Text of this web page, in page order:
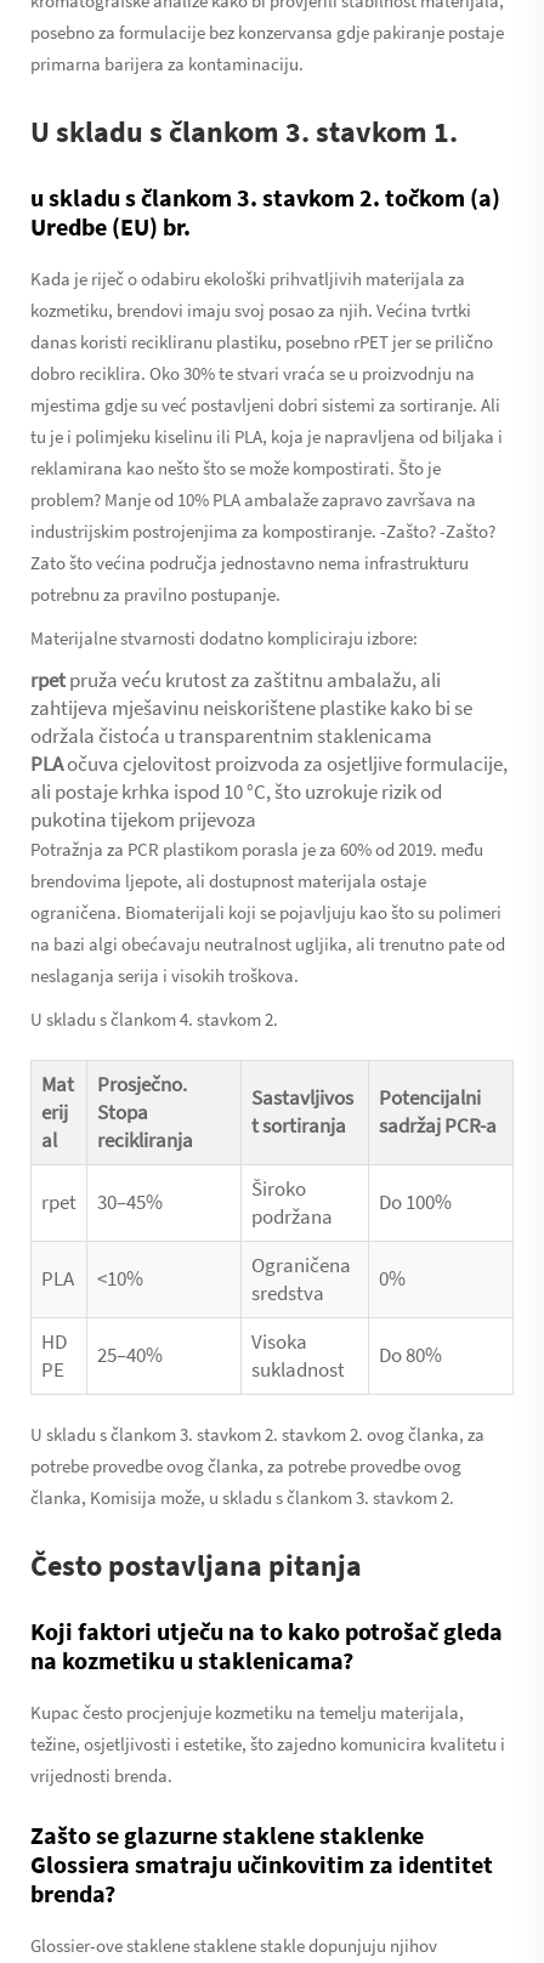
posebno za formulacije bez konzervansa gdje pakiranje postaje
primarna barijera za kontaminaciju.
U skladu s člankom 3. stavkom 1.
u skladu s člankom 3. stavkom 2. točkom (a)
Uredbe (EU) br.
Kada je riječ o odabiru ekološki prihvatljivih materijala za
kozmetiku, brendovi imaju svoj posao za njih. Većina tvrtki
danas koristi recikliranu plastiku, posebno rPET jer se prilično
dobro reciklira. Oko 30% te stvari vraća se u proizvodnju na
mjestima gdje su već postavljeni dobri sistemi za sortiranje. Ali
tu je i polimjeku kiselinu ili PLA, koja je napravljena od biljaka i
reklamirana kao nešto što se može kompostirati. Što je
problem? Manje od 10% PLA ambalaže zapravo završava na
industrijskim postrojenjima za kompostiranje. -Zašto? -Zašto?
Zato što većina područja jednostavno nema infrastrukturu
potrebnu za pravilno postupanje.
Materijalne stvarnosti dodatno kompliciraju izbore:
rpetpruža veću krutost za zaštitnu ambalažu, ali
zahtijeva mješavinu neiskorištene plastike kako bi se
održala čistoća u transparentnim staklenicama
PLAočuva cjelovitost proizvoda za osjetljive formulacije,
ali postaje krhka ispod 10 °C, što uzrokuje rizik od
pukotina tijekom prijevoza
Potražnja za PCR plastikom porasla je za 60% od 2019. među
brendovima ljepote, ali dostupnost materijala ostaje
ograničena. Biomaterijali koji se pojavljuju kao što su polimeri
na bazi algi obećavaju neutralnost ugljika, ali trenutno pate od
neslaganja serija i visokih troškova.
U skladu s člankom 4. stavkom 2.
Mat
erij
al
Prosječno.
Stopa
recikliranja
Sastavljivos
t sortiranja
Potencijalni
sadržaj PCR-a
rpet 30–45%
Široko
podržana
Do 100%
PLA <10%
Ograničena
sredstva
0%
HD
PE
25–40%
Visoka
sukladnost
Do 80%
U skladu s člankom 3. stavkom 2. stavkom 2. ovog članka, za
potrebe provedbe ovog članka, za potrebe provedbe ovog
članka, Komisija može, u skladu s člankom 3. stavkom 2.
Često postavljana pitanja
Koji faktori utječu na to kako potrošač gleda
na kozmetiku u staklenicama?
Kupac često procjenjuje kozmetiku na temelju materijala,
težine, osjetljivosti i estetike, što zajedno komunicira kvalitetu i
vrijednosti brenda.
Zašto se glazurne staklene staklenke
Glossiera smatraju učinkovitim za identitet
brenda?
Glossier-ove staklene staklene stakle dopunjuju njihov